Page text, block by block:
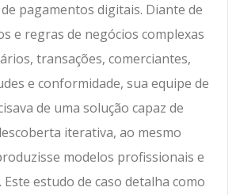
pagamentos digitais. Diante de
e regras de negócios complexas
transações, comerciantes,
e conformidade, sua equipe de
de uma solução capaz de
iterativa, ao mesmo
modelos profissionais e
estudo de caso detalha como